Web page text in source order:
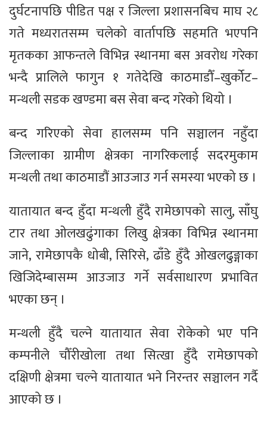
दुर्घटनापछि पीडित पक्ष र जिल्ला प्रशासनबिच माघ २८
गते मध्यरातसम्म चलेको वार्तापछि सहमति भएपनि
मृतकका आफन्तले विभिन्न स्थानमा बस अवरोध गरेका
भन्दै प्रालिले फागुन १ गतेदेखि काठमाडौँ–खुर्कोट–
मन्थली सडक खण्डमा बस सेवा बन्द गरेको थियो ।
बन्द गरिएको सेवा हालसम्म पनि सञ्चालन नहुँदा
जिल्लाका ग्रामीण क्षेत्रका नागरिकलाई सदरमुकाम
मन्थली तथा काठमाडौं आउजाउ गर्न समस्या भएको छ ।
यातायात बन्द हुँदा मन्थली हुँदै रामेछापको सालु, साँघु
टार तथा ओलखढुंगाका लिखु क्षेत्रका विभिन्न स्थानमा
जाने, रामेछापकै धोबी, सिरिसे, ढाँडे हुँदै ओखलढुङ्गाका
खिजिदेम्बासम्म आउजाउ गर्ने सर्वसाधारण प्रभावित
भएका छन् ।
मन्थली हुँदै चल्ने यातायात सेवा रोकेको भए पनि
कम्पनीले चौँरीखोला तथा सित्खा हुँदै रामेछापको
दक्षिणी क्षेत्रमा चल्ने यातायात भने निरन्तर सञ्चालन गर्दै
आएको छ ।